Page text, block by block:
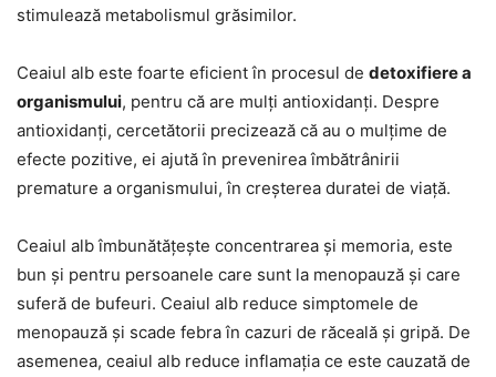
stimulează metabolismul grăsimilor.
Ceaiul alb este foarte eficient în procesul de detoxifiere a
organismului, pentru că are mulți antioxidanți. Despre
antioxidanți, cercetătorii precizează că au o mulțime de
efecte pozitive, ei ajută în prevenirea îmbătrânirii
premature a organismului, în creșterea duratei de viață.
Ceaiul alb îmbunătățește concentrarea și memoria, este
bun și pentru persoanele care sunt la menopauză și care
suferă de bufeuri. Ceaiul alb reduce simptomele de
menopauză și scade febra în cazuri de răceală și gripă. De
asemenea, ceaiul alb reduce inflamația ce este cauzată de